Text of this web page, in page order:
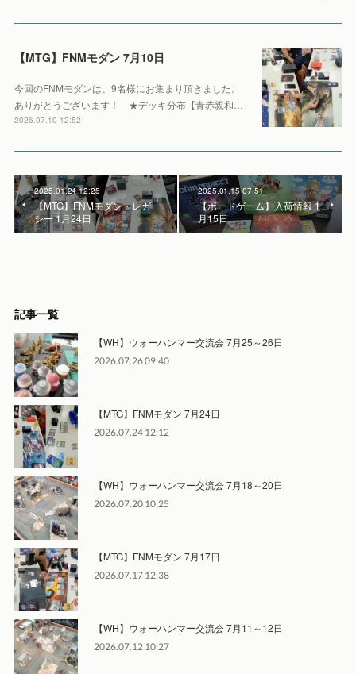
【MTG】FNMモダン 7月10日
今回のFNMモダンは、9名様にお集まり頂きました。
ありがとうございます！ ★デッキ分布【青赤親和…
2026.07.10 12:52
2025.01.24 12:25
【MTG】FNMモダン・レガ
シー 1月24日
2025.01.15 07:51
【ボードゲーム】入荷情報 1
月15日
記事一覧
【WH】ウォーハンマー交流会 7月25～26日
2026.07.26 09:40
【MTG】FNMモダン 7月24日
2026.07.24 12:12
【WH】ウォーハンマー交流会 7月18～20日
2026.07.20 10:25
【MTG】FNMモダン 7月17日
2026.07.17 12:38
【WH】ウォーハンマー交流会 7月11～12日
2026.07.12 10:27